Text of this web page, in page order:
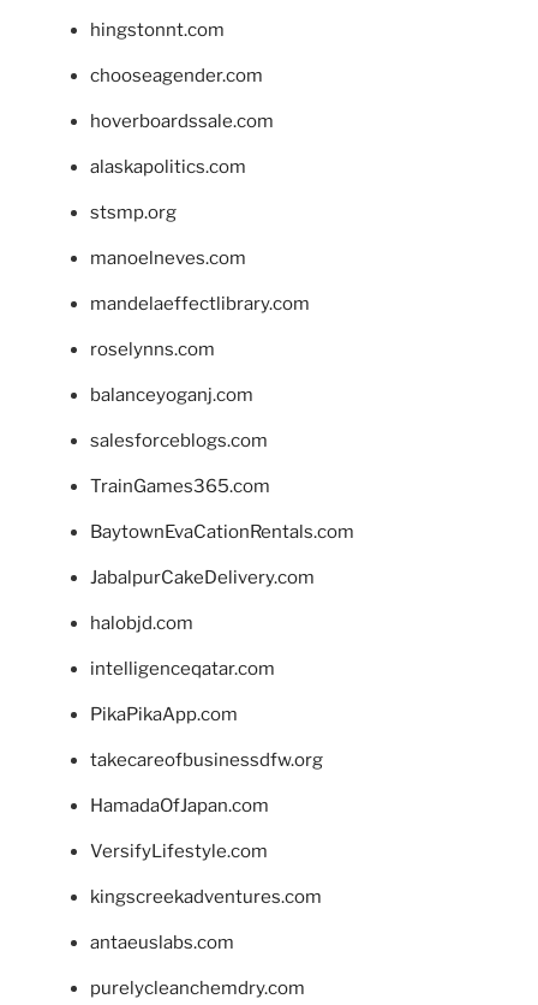
hingstonnt.com
chooseagender.com
hoverboardssale.com
alaskapolitics.com
stsmp.org
manoelneves.com
mandelaeffectlibrary.com
roselynns.com
balanceyoganj.com
salesforceblogs.com
TrainGames365.com
BaytownEvaCationRentals.com
JabalpurCakeDelivery.com
halobjd.com
intelligenceqatar.com
PikaPikaApp.com
takecareofbusinessdfw.org
HamadaOfJapan.com
VersifyLifestyle.com
kingscreekadventures.com
antaeuslabs.com
purelycleanchemdry.com